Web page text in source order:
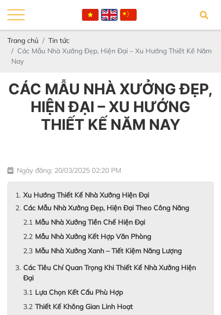
Trang chủ
Tin tức
Các Mẫu Nhà Xưởng Đẹp, Hiện Đại – Xu Hướng Thiết Kế Năm
Nay
CÁC MẪU NHÀ XƯỞNG ĐẸP,
HIỆN ĐẠI – XU HƯỚNG
THIẾT KẾ NĂM NAY
Ngày đăng: 20/03/2025 02:20 PM
Xu Hướng Thiết Kế Nhà Xưởng Hiện Đại
Các Mẫu Nhà Xưởng Đẹp, Hiện Đại Theo Công Năng
Mẫu Nhà Xưởng Tiền Chế Hiện Đại
Mẫu Nhà Xưởng Kết Hợp Văn Phòng
Mẫu Nhà Xưởng Xanh – Tiết Kiệm Năng Lượng
Các Tiêu Chí Quan Trọng Khi Thiết Kế Nhà Xưởng Hiện
Đại
Lựa Chọn Kết Cấu Phù Hợp
Thiết Kế Không Gian Linh Hoạt